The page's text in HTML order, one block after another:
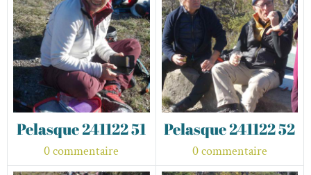
Pelasque 241122 51
0 commentaire
Pelasque 241122 52
0 commentaire